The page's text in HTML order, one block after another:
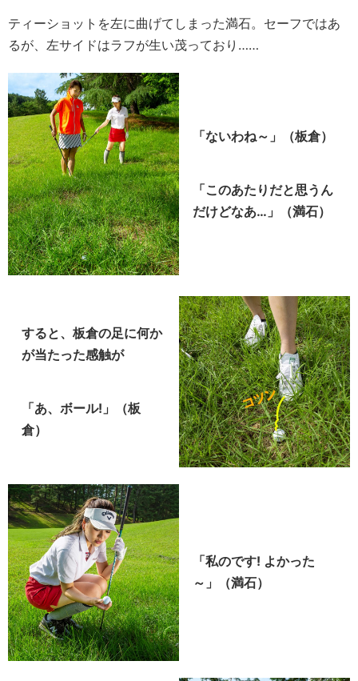
ティーショットを左に曲げてしまった満石。セーフではあ
るが、左サイドはラフが生い茂っており……
「ないわね～」（板倉）
「このあたりだと思うん
だけどなあ…」（満石）
すると、板倉の足に何か
が当たった感触が
「あ、ボール!」（板
倉）
「私のです! よかった
～」（満石）